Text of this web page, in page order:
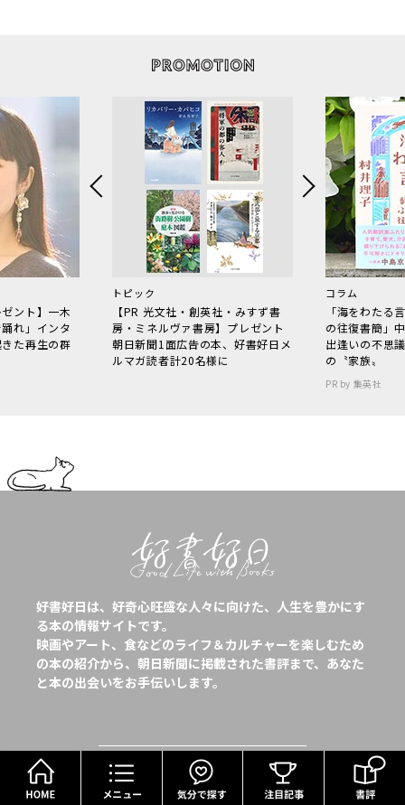
ント】一木
れ」インタ
た再生の群
トピック
【PR 光文社・創英社・みすず書
房・ミネルヴァ書房】プレゼント
朝日新聞1面広告の本、好書好日メ
ルマガ読者計20名様に
コラム
「海をわた
の往復書簡」
出逢いの不思
の〝家族〟
PR by 集英社
好書好日は、好奇心旺盛な人々に向けた、人生を豊かにす
る本の情報サイトです。
映画やアート、食などのライフ＆カルチャーを楽しむため
の本の紹介から、朝日新聞に掲載された書評まで、あなた
と本の出会いをお手伝いします。
Follow